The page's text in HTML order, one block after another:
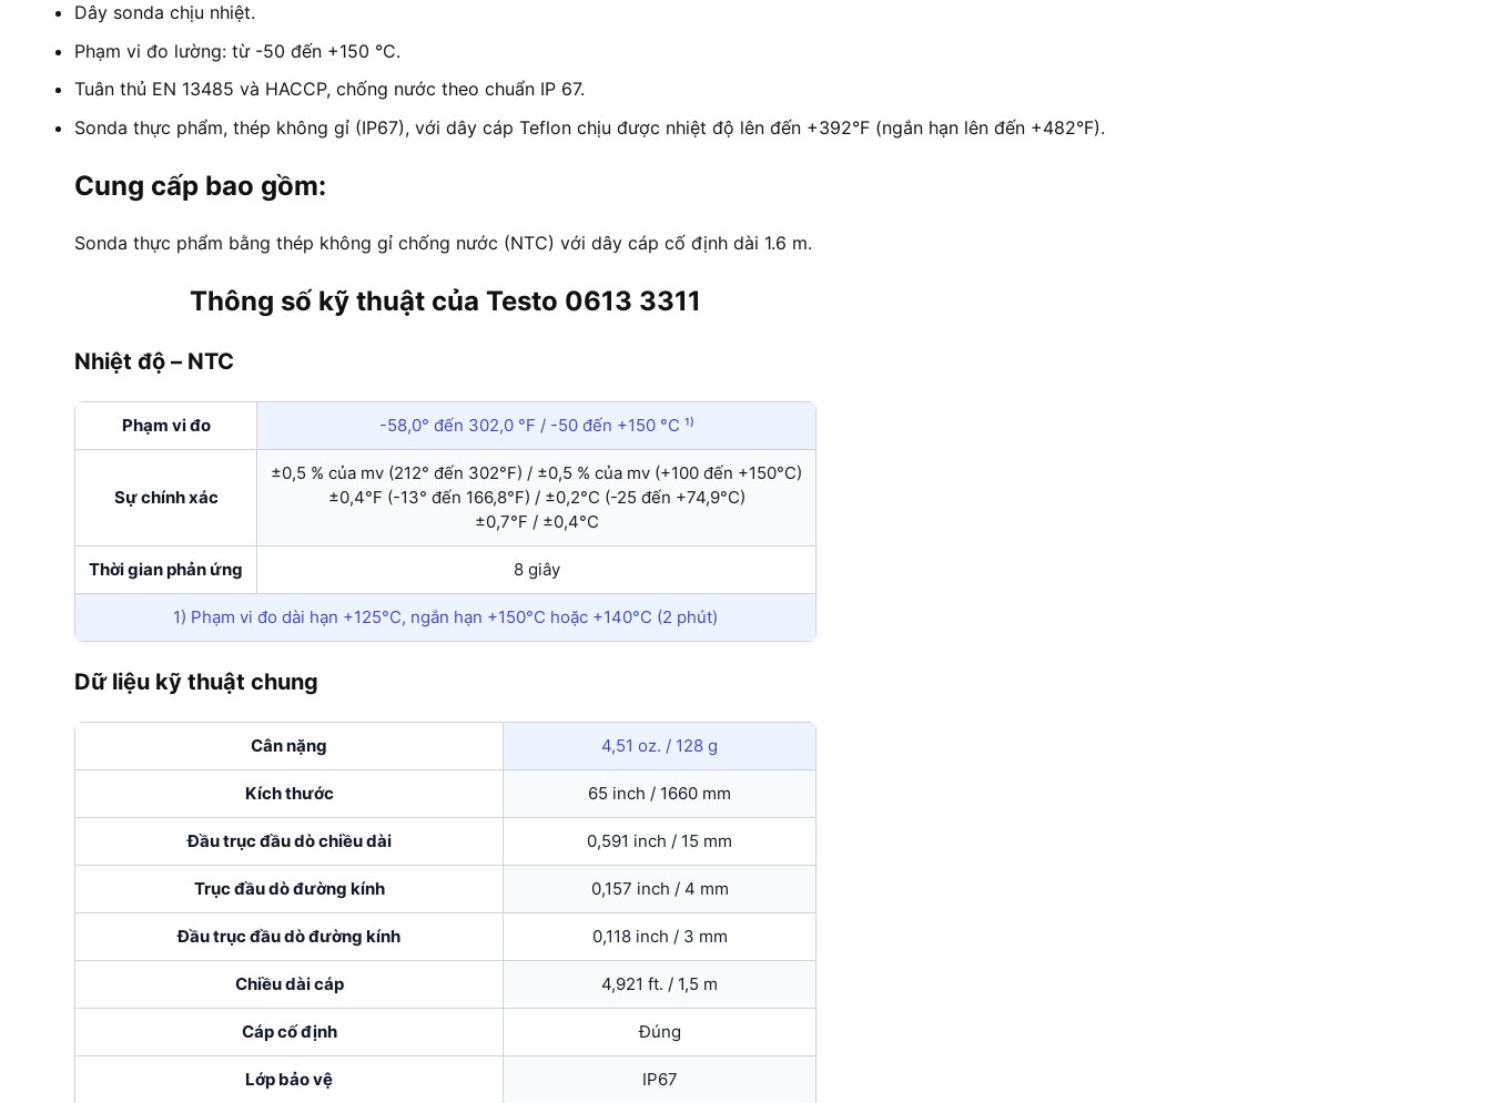
Dây sonda chịu nhiệt.
Phạm vi đo lường: từ -50 đến +150 °C.
Tuân thủ EN 13485 và HACCP, chống nước theo chuẩn IP 67.
Sonda thực phẩm, thép không gỉ (IP67), với dây cáp Teflon chịu được nhiệt độ lên đến +392°F (ngắn hạn lên đến +482°F).
Cung cấp bao gồm:
Sonda thực phẩm bằng thép không gỉ chống nước (NTC) với dây cáp cố định dài 1.6 m.
Thông số kỹ thuật của Testo 0613 3311
Nhiệt độ – NTC
Phạm vi đo -58,0° đến 302,0 °F / -50 đến +150 °C ¹⁾
Sự chính xác
±0,5 % của mv (212° đến 302°F) / ±0,5 % của mv (+100 đến +150°C)
±0,4°F (-13° đến 166,8°F) / ±0,2°C (-25 đến +74,9°C)
±0,7°F / ±0,4°C
Thời gian phản ứng 8 giây
1) Phạm vi đo dài hạn +125°C, ngắn hạn +150°C hoặc +140°C (2 phút)
Dữ liệu kỹ thuật chung
Cân nặng 4,51 oz. / 128 g
Kích thước 65 inch / 1660 mm
Đầu trục đầu dò chiều dài 0,591 inch / 15 mm
Trục đầu dò đường kính 0,157 inch / 4 mm
Đầu trục đầu dò đường kính 0,118 inch / 3 mm
Chiều dài cáp 4,921 ft. / 1,5 m
Cáp cố định Đúng
Lớp bảo vệ IP67